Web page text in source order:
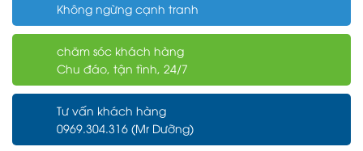
Không ngừng cạnh tranh
chăm sóc khách hàng
Chu đáo, tận tình, 24/7
Tư vấn khách hàng
0969.304.316 (Mr Dưỡng)